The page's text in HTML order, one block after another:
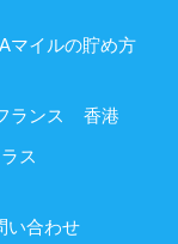
マイルの貯め方
ランス 香港
ス
い合わせ